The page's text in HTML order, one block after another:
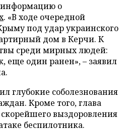
информацию о
. «В ходе очередной
под удар украинского
дом в Керчи. К
среди мирных людей:
еще один ранен», – заявил
глубокие соболезнования
Кроме того, глава
выздоровления
беспилотника.